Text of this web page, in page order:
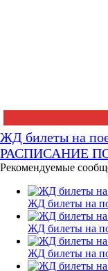
ЖД билеты на
РАСПИСАНИЕ
Рекомендуемые
ЖД билеты на
ЖД билеты на
ЖД билеты на